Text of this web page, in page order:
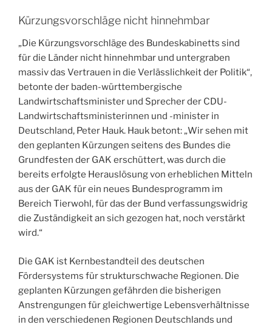
Kürzungsvorschläge nicht hinnehmbar
„Die Kürzungsvorschläge des Bundeskabinetts sind
für die Länder nicht hinnehmbar und untergraben
massiv das Vertrauen in die Verlässlichkeit der Politik“,
betonte der baden-württembergische
Landwirtschaftsminister und Sprecher der CDU-
Landwirtschaftsministerinnen und -minister in
Deutschland, Peter Hauk. Hauk betont: „Wir sehen mit
den geplanten Kürzungen seitens des Bundes die
Grundfesten der GAK erschüttert, was durch die
bereits erfolgte Herauslösung von erheblichen Mitteln
aus der GAK für ein neues Bundesprogramm im
Bereich Tierwohl, für das der Bund verfassungswidrig
die Zuständigkeit an sich gezogen hat, noch verstärkt
wird.“
Die GAK ist Kernbestandteil des deutschen
Fördersystems für strukturschwache Regionen. Die
geplanten Kürzungen gefährden die bisherigen
Anstrengungen für gleichwertige Lebensverhältnisse
in den verschiedenen Regionen Deutschlands und